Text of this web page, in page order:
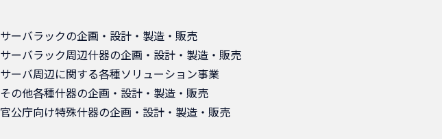
サーバラックの企画・設計・製造・販売
サーバラック周辺什器の企画・設計・製造・販売
サーバ周辺に関する各種ソリューション事業
その他各種什器の企画・設計・製造・販売
官公庁向け特殊什器の企画・設計・製造・販売